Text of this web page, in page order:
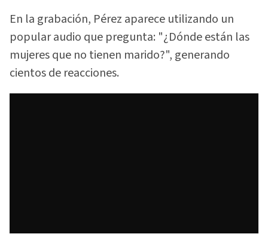
En la grabación, Pérez aparece utilizando un
popular audio que pregunta: "¿Dónde están las
mujeres que no tienen marido?", generando
cientos de reacciones.